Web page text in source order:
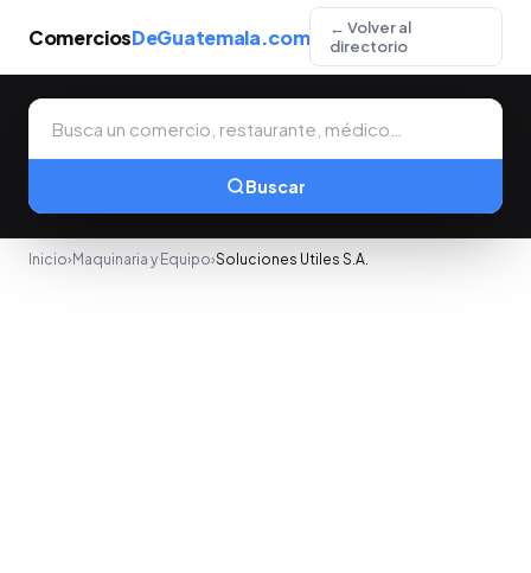
ComerciosDeGuatemala.com
← Volver al
directorio
Buscar
Inicio› Maquinaria y Equipo›Soluciones Utiles S.A.